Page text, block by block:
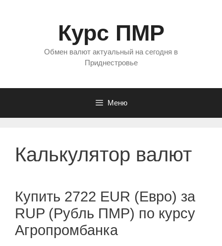
Курс ПМР
Обмен валют актуальный на сегодня в
Приднестровье
Меню
Калькулятор валют
Купить 2722 EUR (Евро) за
RUP (Рубль ПМР) по курсу
Агропромбанка